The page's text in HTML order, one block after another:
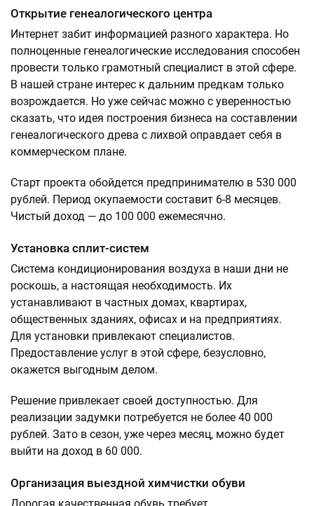
Открытие генеалогического центра
Интернет забит информацией разного характера. Но
полноценные генеалогические исследования способен
провести только грамотный специалист в этой сфере.
В нашей стране интерес к дальним предкам только
возрождается. Но уже сейчас можно с уверенностью
сказать, что идея построения бизнеса на составлении
генеалогического древа с лихвой оправдает себя в
коммерческом плане.
Старт проекта обойдется предпринимателю в 530 000
рублей. Период окупаемости составит 6-8 месяцев.
Чистый доход — до 100 000 ежемесячно.
Установка сплит-систем
Система кондиционирования воздуха в наши дни не
роскошь, а настоящая необходимость. Их
устанавливают в частных домах, квартирах,
общественных зданиях, офисах и на предприятиях.
Для установки привлекают специалистов.
Предоставление услуг в этой сфере, безусловно,
окажется выгодным делом.
Решение привлекает своей доступностью. Для
реализации задумки потребуется не более 40 000
рублей. Зато в сезон, уже через месяц, можно будет
выйти на доход в 60 000.
Организация выездной химчистки обуви